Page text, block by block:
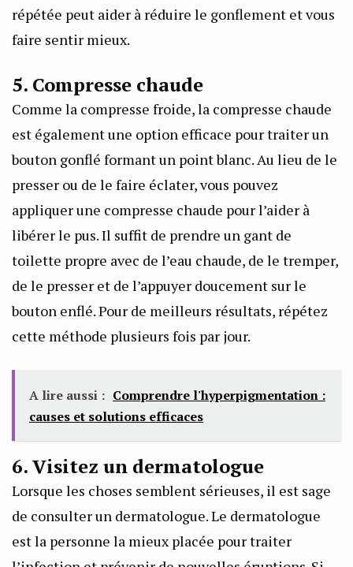
répétée peut aider à réduire le gonflement et vous
faire sentir mieux.
5. Compresse chaude
Comme la compresse froide, la compresse chaude
est également une option efficace pour traiter un
bouton gonflé formant un point blanc. Au lieu de le
presser ou de le faire éclater, vous pouvez
appliquer une compresse chaude pour l’aider à
libérer le pus. Il suffit de prendre un gant de
toilette propre avec de l’eau chaude, de le tremper,
de le presser et de l’appuyer doucement sur le
bouton enflé. Pour de meilleurs résultats, répétez
cette méthode plusieurs fois par jour.
A lire aussi : Comprendre l'hyperpigmentation :
causes et solutions efficaces
6. Visitez un dermatologue
Lorsque les choses semblent sérieuses, il est sage
de consulter un dermatologue. Le dermatologue
est la personne la mieux placée pour traiter